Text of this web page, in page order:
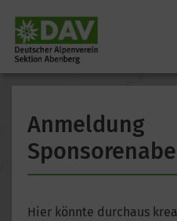
Anmeldung
Hier könnte durchaus